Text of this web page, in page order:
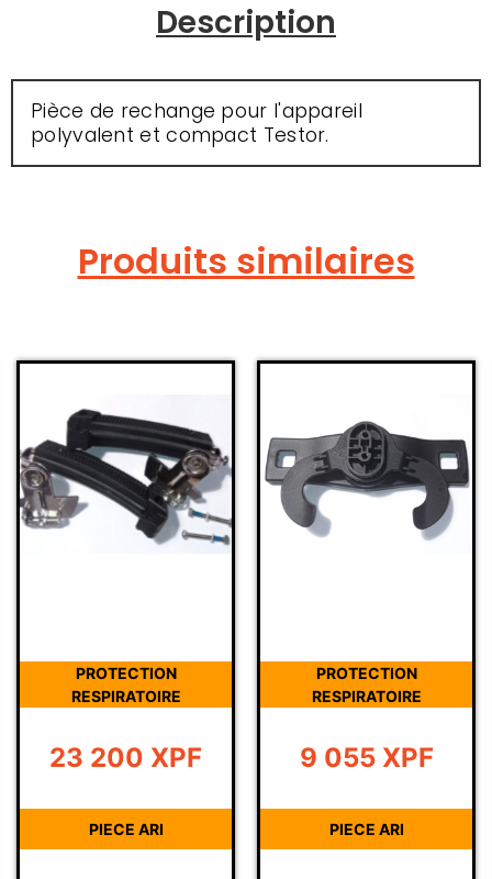
Description
Pièce de rechange pour l'appareil
polyvalent et compact Testor.
Produits similaires
PROTECTION
RESPIRATOIRE
23 200 XPF
PIECE ARI
PROTECTION
RESPIRATOIRE
9 055 XPF
PIECE ARI